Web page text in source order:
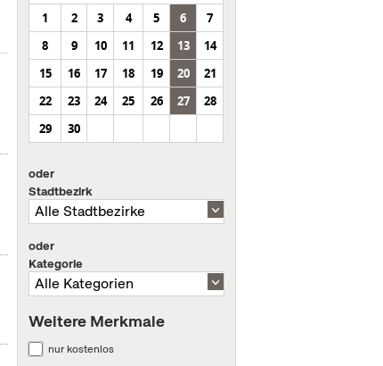
1
2 3 4 5 6
7
8
9 10 11 12 13
14
15
16 17 18 19 20
21
22
23 24 25 26 27
28
29
30
oder
Stadtbezirk
oder
Kategorie
Weitere Merkmale
nur kostenlos